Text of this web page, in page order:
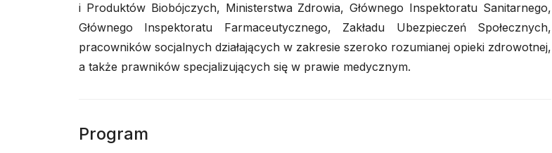
i Produktów Biobójczych, Ministerstwa Zdrowia, Głównego Inspektoratu Sanitarnego,
Głównego Inspektoratu Farmaceutycznego, Zakładu Ubezpieczeń Społecznych,
pracowników socjalnych działających w zakresie szeroko rozumianej opieki zdrowotnej,
a także prawników specjalizujących się w prawie medycznym.
Program